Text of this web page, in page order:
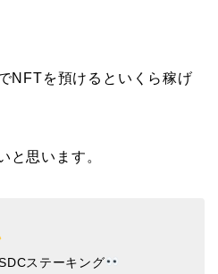
NFTを預けるといくら稼げ
と思います。
ステーキング